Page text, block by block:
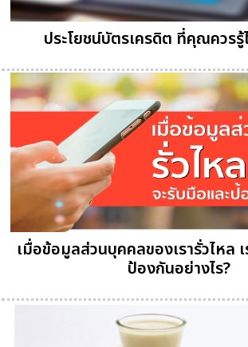
ประโยชน์บัตรเครดิต ที่คุณควรรู้
เมื่อข้อมูลส่วนบุคคลของเรารั่วไหล
ป้องกันอย่างไร?